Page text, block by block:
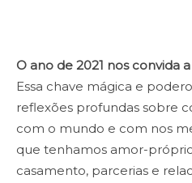
O ano de 2021 nos convida
Essa chave mágica e
reflexões profundas sobre
com o mundo e com nos
que tenhamos amor-
casamento, parcerias e